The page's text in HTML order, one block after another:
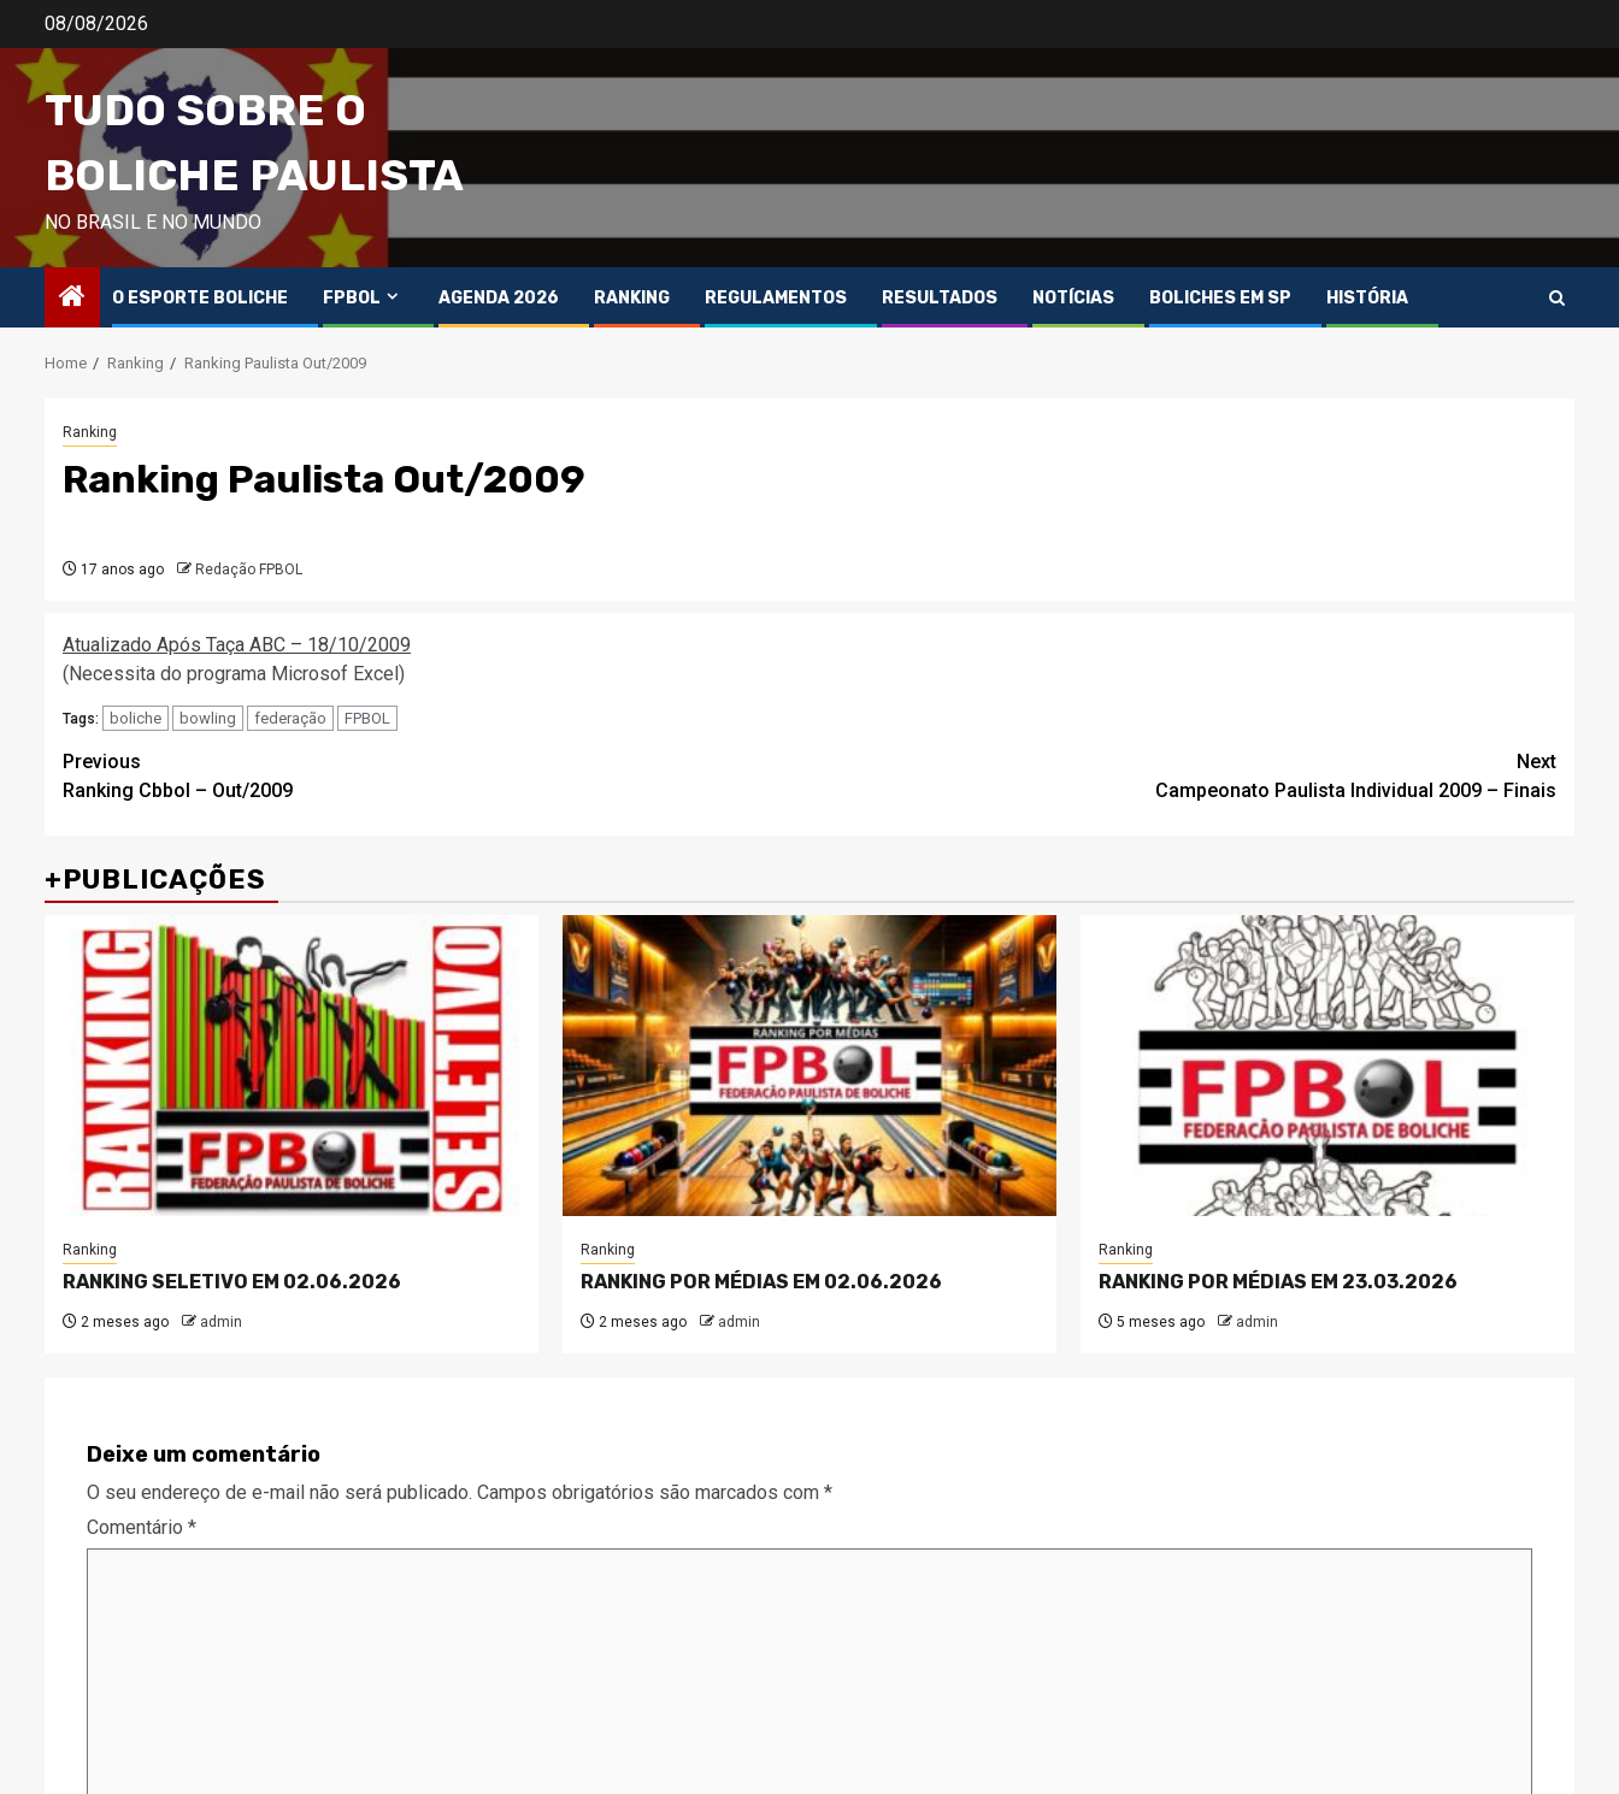
content
08/08/2026
TUDO SOBRE O
BOLICHE PAULISTA
NO BRASIL E NO MUNDO
O ESPORTE BOLICHE FPBOL AGENDA 2026 RANKING REGULAMENTOS RESULTADOS NOTÍCIAS BOLICHES EM SP HISTÓRIA
Home Ranking Ranking Paulista Out/2009
Ranking
Ranking Paulista Out/2009
17 anos ago Redação FPBOL
Atualizado Após Taça ABC – 18/10/2009
(Necessita do programa Microsof Excel)
Tags: boliche bowling federação FPBOL
Post
navigation
Previous
Ranking Cbbol – Out/2009
Next
Campeonato Paulista Individual 2009 – Finais
+PUBLICAÇÕES
Ranking
RANKING SELETIVO EM 02.06.2026
2 meses ago admin
Ranking
RANKING POR MÉDIAS EM 02.06.2026
2 meses ago admin
Ranking
RANKING POR MÉDIAS EM 23.03.2026
5 meses ago admin
Deixe um comentário
O seu endereço de e-mail não será publicado. Campos obrigatórios são marcados com *
Comentário *